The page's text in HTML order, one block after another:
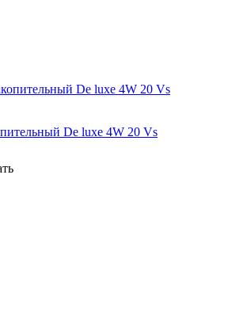
De luxe 4W 20 Vs